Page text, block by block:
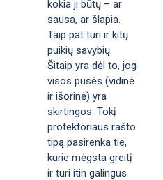
kokia ji būtų – ar
sausa, ar šlapia.
Taip pat turi ir kitų
puikių savybių.
Šitaip yra dėl to, jog
visos pusės (vidinė
ir išorinė) yra
skirtingos. Tokį
protektoriaus rašto
tipą pasirenka tie,
kurie mėgsta greitį
ir turi itin galingus